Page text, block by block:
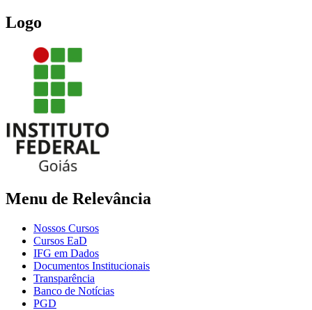
Logo
Menu de Relevância
Nossos Cursos
Cursos EaD
IFG em Dados
Documentos Institucionais
Transparência
Banco de Notícias
PGD